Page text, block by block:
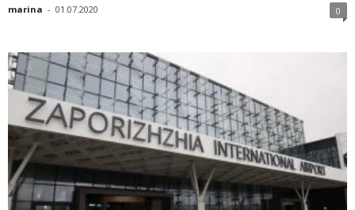
marina - 01.07.2020 0